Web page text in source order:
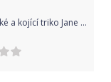
Těhotenské a kojící triko Jane - šedá/bílá, Velikosti těh. moda XS (32-34)